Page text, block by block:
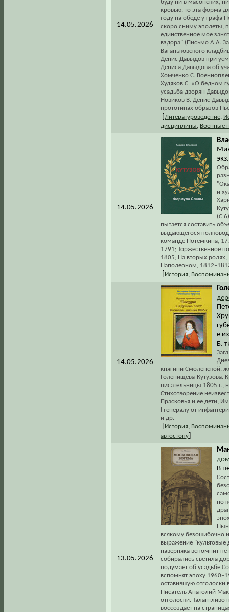
14.05.2026
буду ни в масонских,
кровью, то эта форма
году на обеде у графа
скоро сниму эполеты,
единственное мое
вздора" (Письмо А.А.
Ваганьковского
Денис Давыдов при
Дениса Давыдова об
Хомченко С.
Худяков С. «О бедном
усадьба дворян
Новиков В. Денис
прототипах образов
Литературоведение
дисциплины
Военные
14.05.2026
и
пытается составить
выдающегося
команде Потемкина,
1791; Торжественное
1805; На вторых
Наполеоном,
История
14.05.2026
е
Б.
княгини Смоленской,
Голенищева-Кутузова.
писательницы 1805 г.,
Стихотворение
Прасковья и ее дети;
I генералу от
и др.
История
автостопу
13.05.2026
В
но
всякому безошибочно
выражение "культовые
наверняка вспомнит
собирались светила
подумает об усадьбе
вспомнят эпоху
оставившую
Писатель Анатолий
отголоски. Талантливо
воссоздает на